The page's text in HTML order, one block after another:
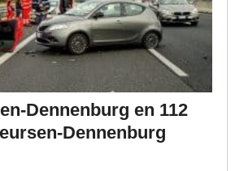
Dennenburg en 112
Dennenburg